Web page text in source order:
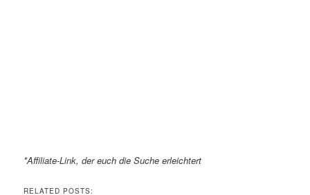
*Affiliate-Link, der euch die Suche erleichtert
RELATED POSTS: